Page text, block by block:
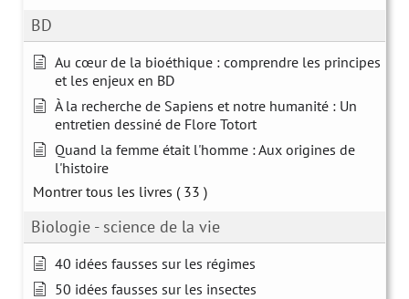
BD
Au cœur de la bioéthique : comprendre les principes
et les enjeux en BD
À la recherche de Sapiens et notre humanité : Un
entretien dessiné de Flore Totort
Quand la femme était l'homme : Aux origines de
l'histoire
Montrer tous les livres ( 33 )
Biologie - science de la vie
40 idées fausses sur les régimes
50 idées fausses sur les insectes